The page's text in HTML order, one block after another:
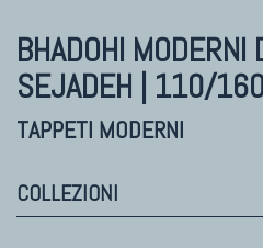
Himalayan
Bhadohi Moderni
Kala Laie
Reloaded
BHADOHI MODERNI
SEJADEH | 110/
TAPPETI MODERNI
COLLEZIONI